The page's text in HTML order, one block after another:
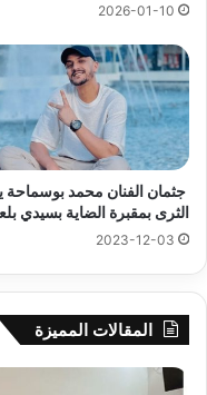
2026-01-10
جثمان الفنان محمد بوسماحة
الثرى بمقبرة الضاية بسيدي
2023-12-03
المقالات المميزة
جيجل: